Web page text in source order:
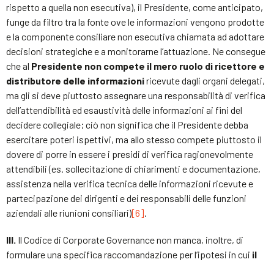
rispetto a quella non esecutiva), il Presidente, come anticipato,
funge da filtro tra la fonte ove le informazioni vengono prodotte
e la componente consiliare non esecutiva chiamata ad adottare
decisioni strategiche e a monitorarne l’attuazione. Ne consegue
che al Presidente non compete il mero ruolo di ricettore e
distributore delle informazioniricevute dagli organi delegati,
ma gli si deve piuttosto assegnare una responsabilità di verifica
dell’attendibilità ed esaustività delle informazioni ai fini del
decidere collegiale; ciò non significa che il Presidente debba
esercitare poteri ispettivi, ma allo stesso compete piuttosto il
dovere di porre in essere i presidi di verifica ragionevolmente
attendibili (es. sollecitazione di chiarimenti e documentazione,
assistenza nella verifica tecnica delle informazioni ricevute e
partecipazione dei dirigenti e dei responsabili delle funzioni
aziendali alle riunioni consiliari)[6].
III. Il Codice di Corporate Governance non manca, inoltre, di
formulare una specifica raccomandazione per l’ipotesi in cui il